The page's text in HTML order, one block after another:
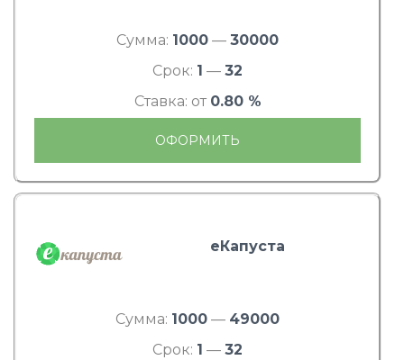
Сумма: 1000 — 30000
Срок: 1 — 32
Ставка: от 0.80 %
ОФОРМИТЬ
еКапуста
Сумма: 1000 — 49000
Срок: 1 — 32